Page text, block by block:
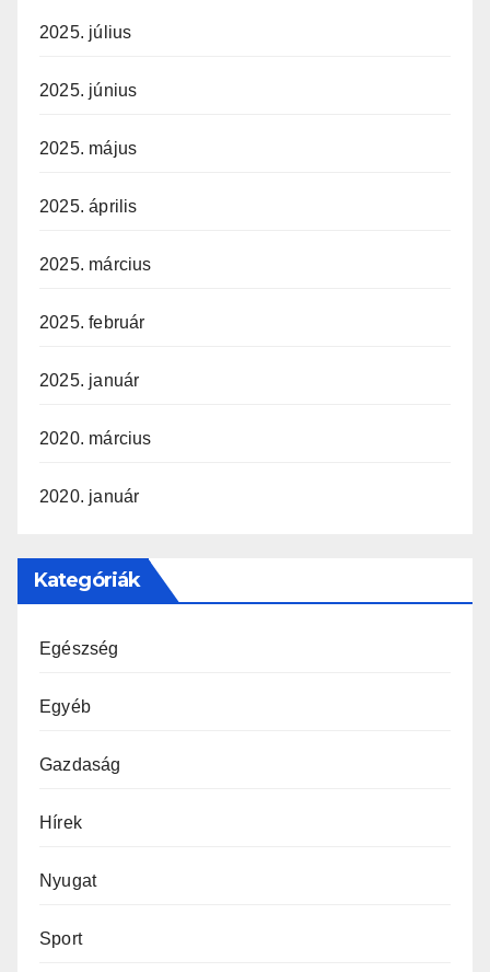
2025. július
2025. június
2025. május
2025. április
2025. március
2025. február
2025. január
2020. március
2020. január
Kategóriák
Egészség
Egyéb
Gazdaság
Hírek
Nyugat
Sport